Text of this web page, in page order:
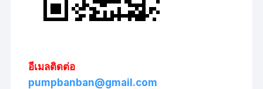
อีเมลติดต่อ
pumpbanban@gmail.com